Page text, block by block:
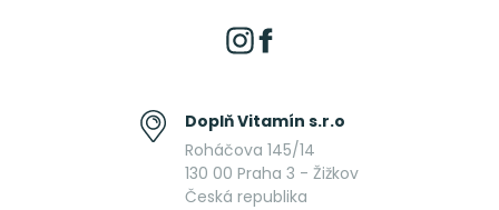
Doplň Vitamín s.r.o
Roháčova 145/14
130 00 Praha 3 - Žižkov
Česká republika